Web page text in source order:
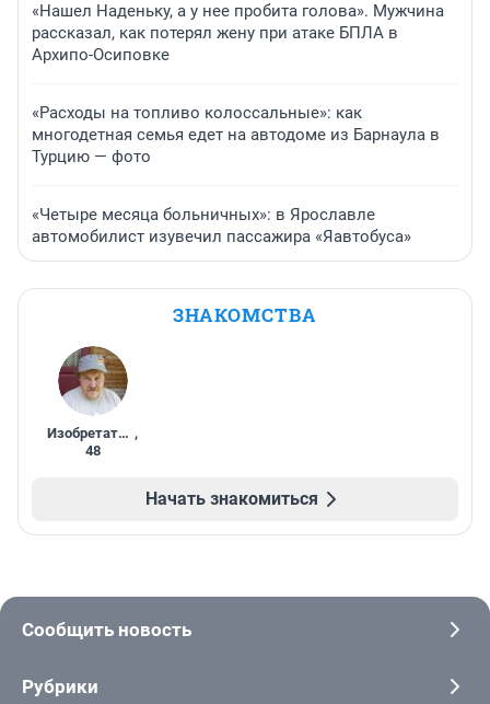
«Нашел Наденьку, а у нее пробита голова». Мужчина
рассказал, как потерял жену при атаке БПЛА в
Архипо-Осиповке
«Расходы на топливо колоссальные»: как
многодетная семья едет на автодоме из Барнаула в
Турцию — фото
«Четыре месяца больничных»: в Ярославле
автомобилист изувечил пассажира «Яавтобуса»
ЗНАКОМСТВА
Изобретатель ,
48
Начать знакомиться
Сообщить новость
Рубрики